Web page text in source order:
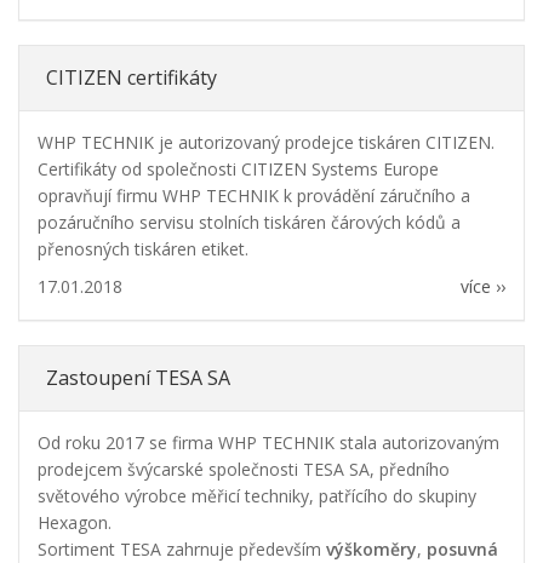
CITIZEN certifikáty
WHP TECHNIK je autorizovaný prodejce tiskáren CITIZEN.
Certifikáty od společnosti CITIZEN Systems Europe
opravňují firmu WHP TECHNIK k provádění záručního a
pozáručního servisu stolních tiskáren čárových kódů a
přenosných tiskáren etiket.
více ››
17.01.2018
Zastoupení TESA SA
Od roku 2017 se firma WHP TECHNIK stala autorizovaným
prodejcem švýcarské společnosti TESA SA, předního
světového výrobce měřicí techniky, patřícího do skupiny
Hexagon.
Sortiment TESA zahrnuje především výškoměry, posuvná